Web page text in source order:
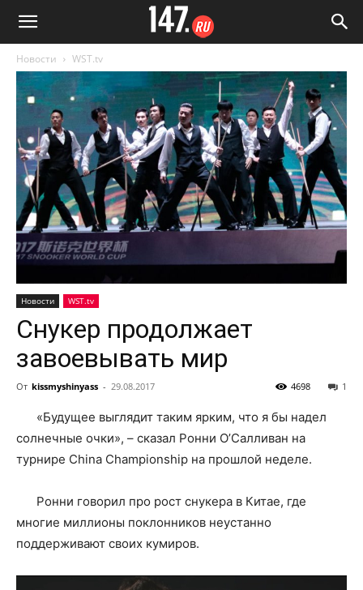
Новости WST.tv
Новости WST.tv
Снукер продолжает
завоевывать мир
От kissmyshinyass - 29.08.2017 1
4698
«Будущее выглядит таким ярким, что я бы надел
солнечные очки», – сказал Ронни О’Салливан на
турнире China Championship на прошлой неделе.
Ронни говорил про рост снукера в Китае, где
многие миллионы поклонников неустанно
поддерживают своих кумиров.